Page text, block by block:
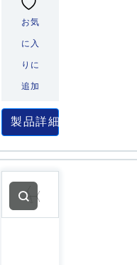
お気
に入
りに
追加
製品詳細